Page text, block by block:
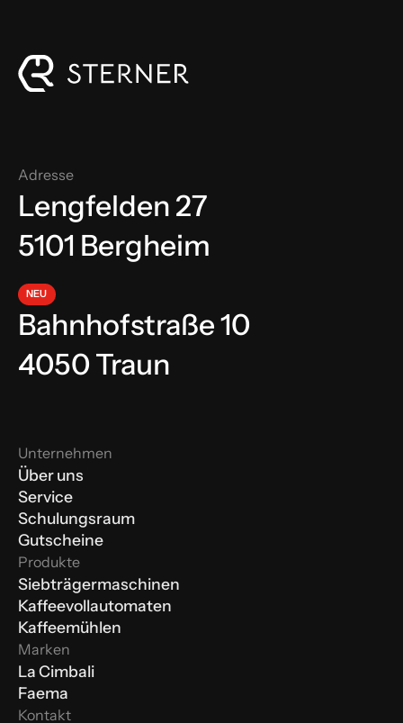
Adresse
Lengfelden 27
5101 Bergheim
NEU
Bahnhofstraße 10
4050 Traun
Unternehmen
Über uns
Service
Schulungsraum
Gutscheine
Produkte
Siebträgermaschinen
Kaffeevollautomaten
Kaffeemühlen
Marken
La Cimbali
Faema
Kontakt